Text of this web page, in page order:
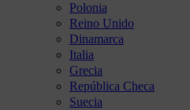
Polonia
Reino Unido
Dinamarca
Italia
Grecia
República Checa
Suecia